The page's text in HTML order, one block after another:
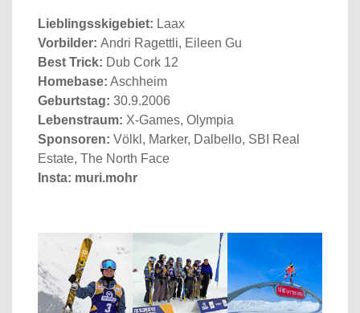
Lieblingsskigebiet: Laax
Vorbilder: Andri Ragettli, Eileen Gu
Best Trick: Dub Cork 12
Homebase: Aschheim
Geburtstag: 30.9.2006
Lebenstraum: X-Games, Olympia
Sponsoren: Völkl, Marker, Dalbello, SBI Real
Estate, The North Face
Insta: muri.mohr